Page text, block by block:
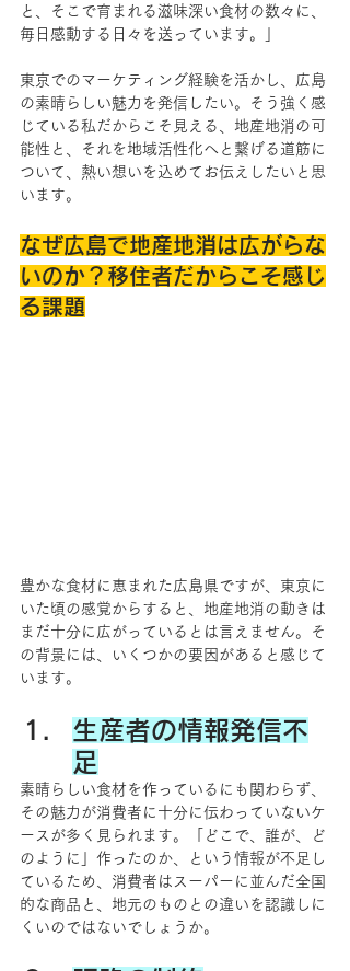
と、そこで育まれる滋味深い食材の数々に、
毎日感動する日々を送っています。」
東京でのマーケティング経験を活かし、広島
の素晴らしい魅力を発信したい。そう強く感
じている私だからこそ見える、地産地消の可
能性と、それを地域活性化へと繋げる道筋に
ついて、熱い想いを込めてお伝えしたいと思
います。
なぜ広島で地産地消は広がらな
いのか？移住者だからこそ感じ
る課題
豊かな食材に恵まれた広島県ですが、東京に
いた頃の感覚からすると、地産地消の動きは
まだ十分に広がっているとは言えません。そ
の背景には、いくつかの要因があると感じて
います。
生産者の情報発信不
足
素晴らしい食材を作っているにも関わらず、
その魅力が消費者に十分に伝わっていないケ
ースが多く見られます。「どこで、誰が、ど
のように」作ったのか、という情報が不足し
ているため、消費者はスーパーに並んだ全国
的な商品と、地元のものとの違いを認識しに
くいのではないでしょうか。